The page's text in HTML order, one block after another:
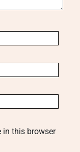
in this browser